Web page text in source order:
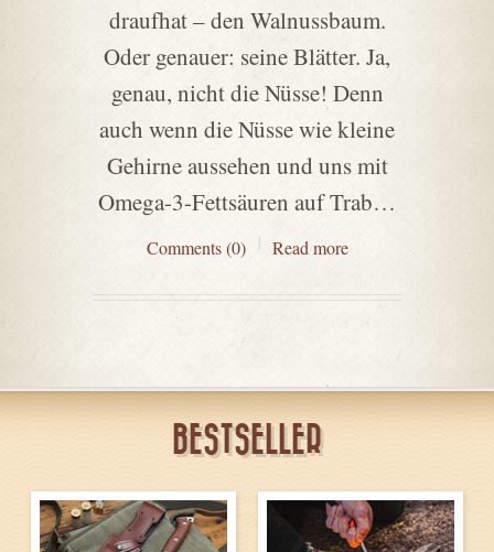
draufhat – den Walnussbaum.
Oder genauer: seine Blätter. Ja,
genau, nicht die Nüsse! Denn
auch wenn die Nüsse wie kleine
Gehirne aussehen und uns mit
Omega-3-Fettsäuren auf Trab…
Comments (0) Read more
BESTSELLER